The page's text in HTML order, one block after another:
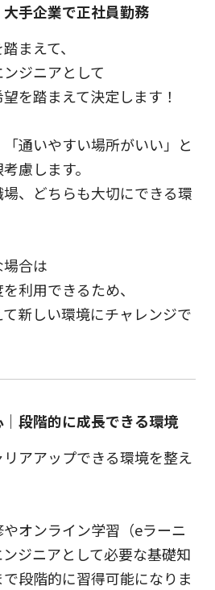
手企業で正社員勤務
まえて、
ジニアとして
を踏まえて決定します！
「通いやすい場所がいい」と
慮します。
、どちらも大切にできる環
合は
利用できるため、
新しい環境にチャレンジで
段階的に成長できる環境
アアップできる環境を整え
オンライン学習（eラーニ
ジニアとして必要な基礎知
段階的に習得可能になりま